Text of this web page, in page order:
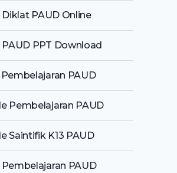
PAUD Online
PPT Download
PAUD
Pembelajaran PAUD
Saintifik K13 PAUD
PAUD